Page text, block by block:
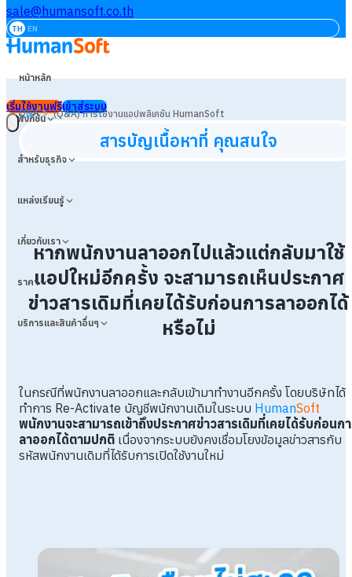
sale@humansoft.co.th
TH EN
หน้าหลัก
ฟังก์ชัน
สำหรับธุรกิจ
แหล่งเรียนรู้
เกี่ยวกับเรา
ราคา
บริการและสินค้าอื่นๆ
เริ่มใช้งานฟรีเข้าสู่ระบบ
Q&A>(Q&A) การใช้งานแอปพลิเคชัน HumanSoft
สารบัญเนื้อหาที่ คุณสนใจ
หากพนักงานลาออกไปแล้วแต่กลับมาใช้
แอปใหม่อีกครั้ง จะสามารถเห็นประกาศ
ข่าวสารเดิมที่เคยได้รับก่อนการลาออกได้
หรือไม่
ในกรณีที่พนักงานลาออกและกลับเข้ามาทำงานอีกครั้ง โดยบริษัทได้
ทำการ Re-Activate บัญชีพนักงานเดิมในระบบ HumanSoft
พนักงานจะสามารถเข้าถึงประกาศข่าวสารเดิมที่เคยได้รับก่อนก
ลาออกได้ตามปกติ เนื่องจากระบบยังคงเชื่อมโยงข้อมูลข่าวสารกับ
รหัสพนักงานเดิมที่ได้รับการเปิดใช้งานใหม่